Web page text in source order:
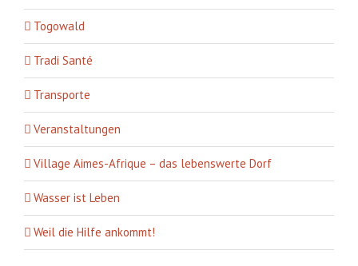
Togowald
Tradi Santé
Transporte
Veranstaltungen
Village Aimes-Afrique – das lebenswerte Dorf
Wasser ist Leben
Weil die Hilfe ankommt!